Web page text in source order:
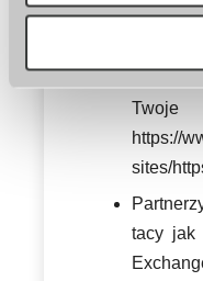
temat
https://
sites/
tacy jak